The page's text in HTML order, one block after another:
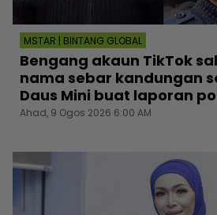
MSTAR | BINTANG GLOBAL
Bengang akaun TikTok
nama sebar kandungan
Daus Mini buat laporan
Ahad, 9 Ogos 2026 6:00 AM